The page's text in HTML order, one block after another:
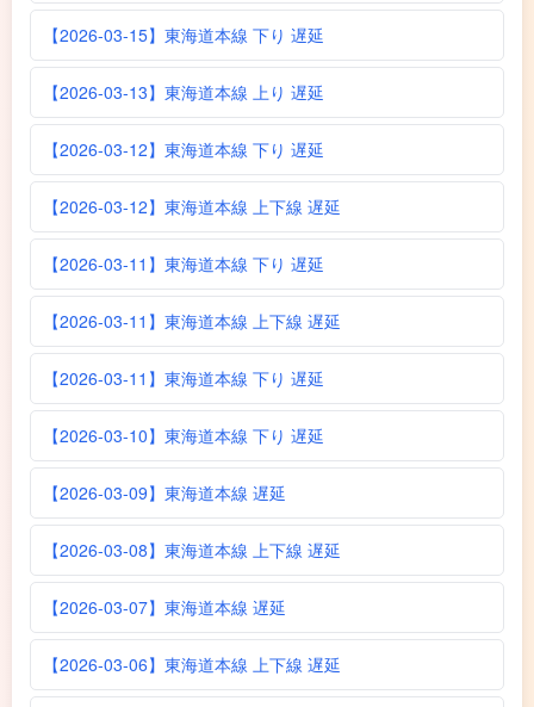
【2026-03-15】東海道本線 下り 遅延
【2026-03-13】東海道本線 上り 遅延
【2026-03-12】東海道本線 下り 遅延
【2026-03-12】東海道本線 上下線 遅延
【2026-03-11】東海道本線 下り 遅延
【2026-03-11】東海道本線 上下線 遅延
【2026-03-11】東海道本線 下り 遅延
【2026-03-10】東海道本線 下り 遅延
【2026-03-09】東海道本線 遅延
【2026-03-08】東海道本線 上下線 遅延
【2026-03-07】東海道本線 遅延
【2026-03-06】東海道本線 上下線 遅延